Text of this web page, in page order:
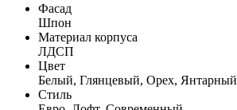
Фасад
Шпон
Материал корпуса
ЛДСП
Цвет
Белый, Глянцевый, Орех, Янтарный
Стиль